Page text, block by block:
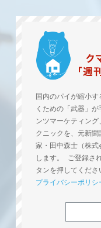
国内のパイが縮小
くための「武器」
ンツマーケティン
クニックを、元新
家・田中森士（株式
します。 ご登録さ
タンを押してくだ
プライバシーポリシ